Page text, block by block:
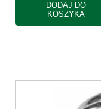
DODAJ DO
KOSZYKA